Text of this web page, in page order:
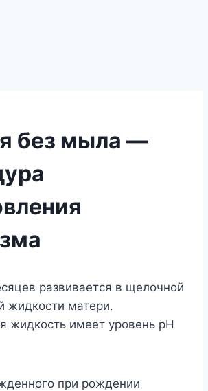
без мыла —
развивается в щелочной
жидкости матери.
жидкость имеет уровень рН
при рождении